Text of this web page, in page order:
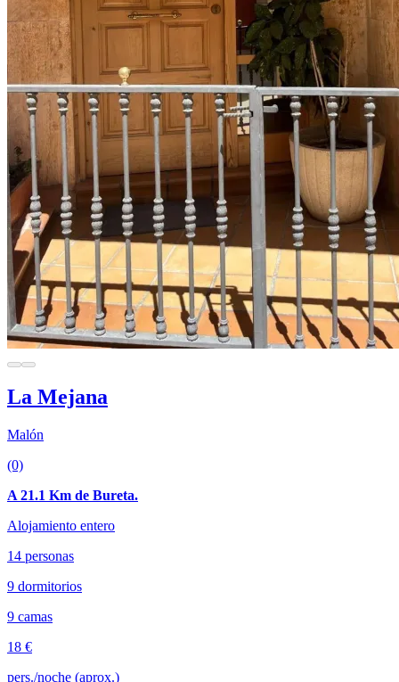
La Mejana
Malón
(0)
A 21.1 Km de Bureta.
Alojamiento entero
14 personas
9 dormitorios
9 camas
18 €
pers./noche (aprox.)